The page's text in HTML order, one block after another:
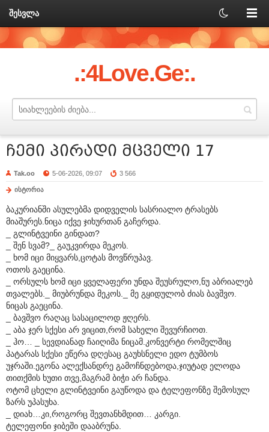
შესვლა
.:4Love.Ge:.
ჩემი პირადი მცველი 17
Tak.oo 5-06-2026, 09:07 3 566
ისტორია
ბაკურიანში ასულებმა დიდველის სასრიალო ტრასებს
მიაშურეს.ნიცა იქვე ჯიხურთან გაჩერდა.
_ გლინტვეინი გინდათ?
_ შენ სვამ?_ გაუკვირდა მეკოს.
_ ხომ იცი მიყვარს,ცოტას მოვწრუპავ.
ოთოს გაეცინა.
_ ორსულს ხომ იცი ყველაფერი უნდა შეუსრულო,ნუ აბრიალებ
თვალებს._ მიუბრუნდა მეკოს._ მე გყიდულობ ძიას ბავშვო.
ნიცას გაეცინა.
_ ბავშვო რაღაც სასაცილოდ ჟღერს.
_ აბა ჯერ სქესი არ ვიცით,რომ სახელი შევურჩიოთ.
_ ჰო… _ სევდიანად ჩაიღიმა ნიცამ.კონვერტი რომელშიც
პატარას სქესი ეწერა დღესაც გაუხსნელი ედო ტუმბოს
უჯრაში.ეგონა ალექსანდრე გამოჩნდებოდა,ჯიუტად ელოდა
თითქმის ხუთი თვე,მაგრამ ბიჭი არ ჩანდა.
ოტომ ცხელი გლინტვეინი გაუწოდა და ტელეფონზე შემოსულ
ზარს უპასუხა.
_ დიახ…კი,როგორც შევთანხმდით… კარგი.
ტელეფონი ჯიბეში დააბრუნა.